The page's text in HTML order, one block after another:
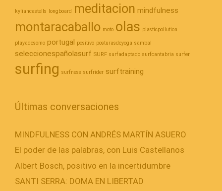
kyliancastells longboard meditacion mindfulness
montaracaballo moto olas plasticpollution
playadesomo portugal positivo posturasdeyoga sambal
seleccionespañolasurf SURF surfadaptado surfcantabria surfer
surfing surfness surfrider surftraining
Últimas conversaciones
MINDFULNESS CON ANDRÉS MARTÍN ASUERO
El poder de las palabras, con Luis Castellanos
Albert Bosch, positivo en la incertidumbre
SANTI SERRA: DOMA EN LIBERTAD